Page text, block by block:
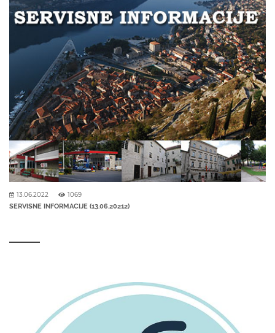
13.06.2022 1069
SERVISNE INFORMACIJE (13.06.20212)